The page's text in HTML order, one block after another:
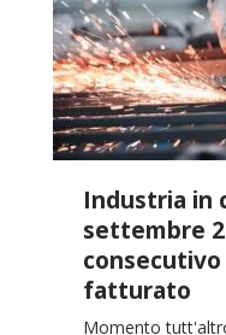
Industria in
settembre
fatturato
Momento